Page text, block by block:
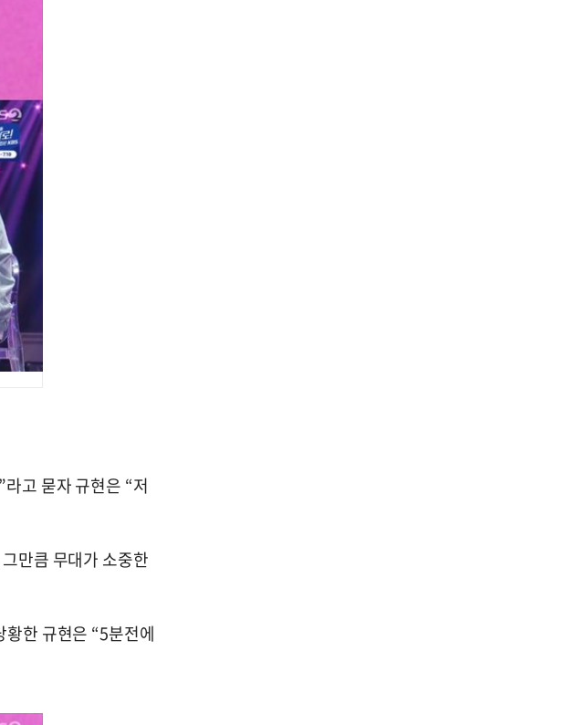
고 묻자 규현은 “저
만큼 무대가 소중한
한 규현은 “5분전에